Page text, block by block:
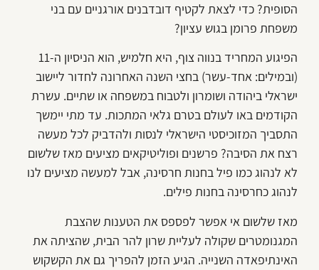
הסופית? כדי לצאת לקטיף דובדבנים אורגניים עם בני
משפחת פרומן בגוש עציון?
הפיגוע המחריד בנווה צוף, היא חלמיש, הוא הניסיון ה-11
(ובמילים: אחד-עשר) בחצי השנה האחרונה לחדור ליישוב
ישראלי ביהודה ושומרון ולטבוח במשפחה או שתיים. עשרת
הקודמים באו לעולם בטרם גלאי המתכות. עד מתי יימשך
התסביך המזוכיסטי הישראלי לנסות ולהדביק לכל מעשה
רצח את הסיבה? פרשנים ופוליטיקאים מציעים מאז שלשום
לא לנהוג כמו פיל בחנות חרסינה, אבל למעשה מציעים לנו
לנהוג כחרסינה בחנות פילים.
מאז שלשום אי אפשר לפספס את הטענות שהצבת
המגנומטרים שקולה לעליית שרון להר הבית, שהציתה את
האינתיפאדה השנייה. הגיע הזמן להפריך גם את הקשקוש